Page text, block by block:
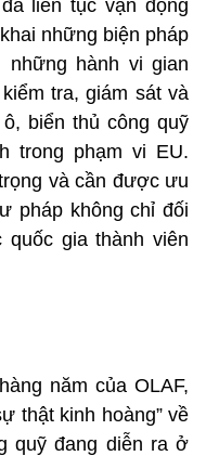
liên tục vận động
những biện pháp
hành vi gian
tra, giám sát và
biển thủ công quỹ
trong phạm vi EU.
và cần được ưu
pháp không chỉ đối
gia thành viên
năm của OLAF,
thật kinh hoàng” về
quỹ đang diễn ra ở